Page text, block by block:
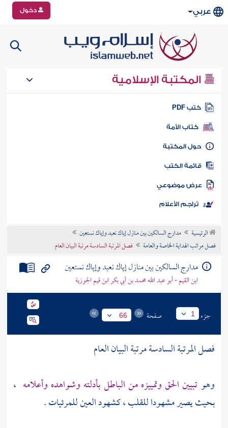
عربي دخول
المكتبة الإسلامية
كتب PDF
كتاب الأمة
المكتبة
الكتب
موضوعي
تراجم الأعلام
الرئيسية
مدارج السالكين بين منازل إياك نعبد وإياك نستعين
فصل مراتب الهداية الخاصة والعامة
فصل المرتبة السادسة مرتبة البيان العام
مدارج السالكين بين منازل إياك نعبد وإياك نستعين
ابن القيم - أبو عبد الله محمد بن أبي بكر ابن قيم الجوزية
جزء 1 صفحة 66
فصل المرتبة السادسة مرتبة البيان العام
وهوتبيين الحق وتمييزه من الباطل بأدلته وشواهده وأعلامه ،
بحيث يصير مشهودا للقلب ، كشهود العين للمرئيات .